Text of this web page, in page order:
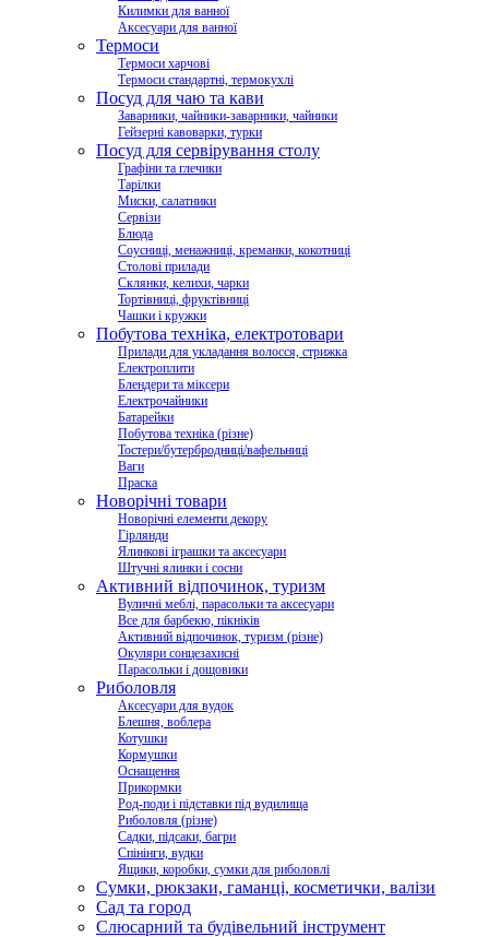
Килимки для ванної
Аксесуари для ванної
Термоси
Термоси харчові
Термоси стандартні, термокухлі
Посуд для чаю та кави
Заварники, чайники-заварники, чайники
Гейзерні кавоварки, турки
Посуд для сервірування столу
Графіни та глечики
Тарілки
Миски, салатники
Сервізи
Блюда
Соусниці, менажниці, креманки, кокотниці
Столові прилади
Склянки, келихи, чарки
Тортівниці, фруктівниці
Чашки і кружки
Побутова техніка, електротовари
Прилади для укладання волосся, стрижка
Електроплити
Блендери та міксери
Електрочайники
Батарейки
Побутова техніка (різне)
Тостери/бутербродниці/вафельниці
Ваги
Праска
Новорічні товари
Новорічні елементи декору
Гірлянди
Ялинкові іграшки та аксесуари
Штучні ялинки і сосни
Активний відпочинок, туризм
Вуличні меблі, парасольки та аксесуари
Все для барбекю, пікніків
Активний відпочинок, туризм (різне)
Окуляри сонцезахисні
Парасольки і дощовики
Риболовля
Аксесуари для вудок
Блешня, воблера
Котушки
Кормушки
Оснащення
Прикормки
Род-поди і підставки під вудилища
Риболовля (різне)
Садки, підсаки, багри
Спінінги, вудки
Ящики, коробки, сумки для риболовлі
Сумки, рюкзаки, гаманці, косметички, валізи
Сад та город
Слюсарний та будівельний інструмент